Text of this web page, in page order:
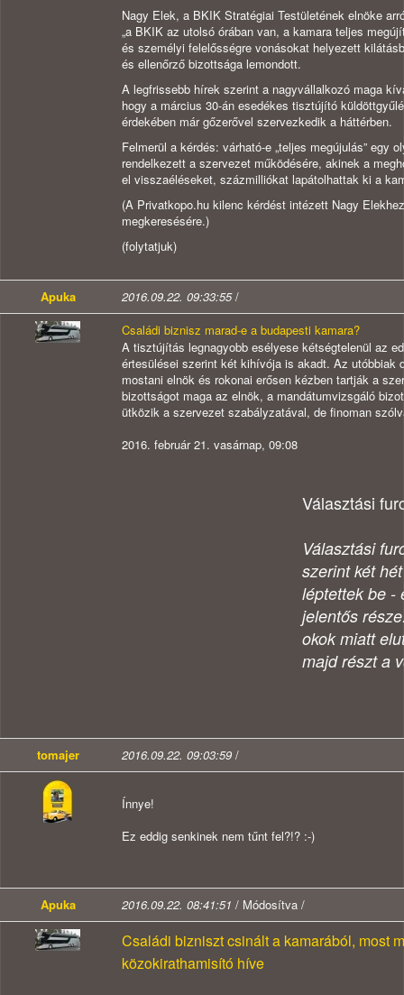
Nagy Elek, a BKIK Stratégiai Testületének elnöke
„a BKIK az utolsó órában van, a kamara teljes
és személyi felelősségre vonásokat helyezett
és ellenőrző bizottsága lemondott.
A legfrissebb hírek szerint a nagyvállalkozó maga
hogy a március 30-án esedékes tisztújító
érdekében már gőzerővel szervezkedik a háttérben.
Felmerül a kérdés: várható-e „teljes megújulás” egy
rendelkezett a szervezet működésére, akinek a
el visszaéléseket, százmilliókat lapátolhattak ki a
(A Privatkopo.hu kilenc kérdést intézett Nagy
megkeresésére.)
(folytatjuk)
Apuka 2016.09.22. 09:33:55/
Családi biznisz marad-e a budapesti kamara?
A tisztújítás legnagyobb esélyese kétségtelenül az
értesülései szerint két kihívója is akadt. Az utóbbiak
mostani elnök és rokonai erősen kézben tartják a
bizottságot maga az elnök, a mandátumvizsgáló
ütközik a szervezet szabályzatával, de finoman
2016. február 21. vasárnap, 09:08
Választási
Választási
szerint két
léptettek be -
jelentős
okok miatt
majd részt a
tomajer 2016.09.22. 09:03:59 /
Ínnye!
Ez eddig senkinek nem tűnt fel?!? :-)
Apuka 2016.09.22. 08:41:51 / Módosítva /
Családi bizniszt csinált a kamarából, most
közokirathamisító híve